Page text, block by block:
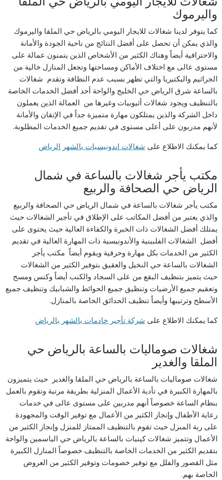
واليرموك
كما يتوفر لدينا شغالات للايجار اليومي بالرياض حي الملقا واليرموك
والذي يمكن أن تحصل على أفضل النتائج من ناحية الجودة والأمانة
والاحترافية أيضاً وهناك الكثير من الأشخاص الذين يتمنون عمالة على
مستوى عالى مع اختلاف الأماكن ومساحتها وتجعل المنازل خالية من
الجراثيم والبكتيريا والتي تظهر بسبب عدم النظافة وتقدم شغالات
بالساعة شرق الرياض حي الخليج والواحة أحد أفضل الخدمات الخاصة
بالتنظيف ويجود شغالات أثيوبيات وغيرها من العمالة الذين يعملون
داخل الشركة والذين يمتلكون مهارة متميزة جداً في الإتقان والأمانة
لأنهم مدربون على أعلى مستوى في تقديم جميع الخدمات المطلوبة.
كما يمكنك الاطلاع على شغالات اندونيسيات بالشهر الرياض
مكتب يأجر شغالات بالساعة في شمال
الرياض حي الصحافة والربيع
مكتب يأجر شغالات بالساعة في شمال الرياض حي الصحافة والربيع
والذي يعتبر من أفضل المكاتب على الإطلاق في تأجير الشغالات حيث
يمتلك أفضل الشغالات ذات الخبرة والكفاءة العالية حيث يحتوى على
أفضل الشغالات الفلبينية والأندونيسية ذات المهارة العالية في تقديم
الكثير من الخدمات بكل مهارة وحرفية ويقوم أيضاً مكتب يأجر
الشغالات بالساعة حي النخيل والعقيق بتوفير الكثير من الشغالات
حيث يتميز بتنظيف البقع من على السجاد والكنب أيضاً وكنس ومسح
وتعقيم جميع الأرضيات وتنظيق جميع الحوائط والشبابيك وتنظيف جميع
الأسطح وترتيبها وأيضاً تنظيف الحدائق الخاصة بالمنازل.
كما يمكنك الاطلاع على شركة تأجير خادمات بالشهر بالرياض
شغالات صوماليات بالساعة بالرياض حي
الملقا والغدير
شغالات صوماليات بالساعة بالرياض حي الملقا والغدير حيث يتميزون
بالمهارة الكبيرة في تأدية الأعمال المنزلية بطريقة مرتبة وتقوم بالعمل
بنظام الساعة خصوصاً أنهم مدربين على مستوى عالى في خدمات
رعاية الأطفال وإنجاز الكثير من الأعمال مع توفير الوقت والمجهودة
على ربة المنزل حيث تقوم بالتنظيف الممتاز للمنزل وإنجاز الكثير من
الأعمال وتتميز شغالات كينيات بالساعة بالرياض حي الياسمين والواحة
بتقديم الكثير من الخدمات الخاصة بالتنظيف خصوصاً المنازل الكبيرة
مثل القصور والفلل مع توفير خصومات وتوفير الكثير من العروض
الخاصة بهم.